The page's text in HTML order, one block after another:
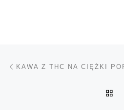
Nawigacja wpisu
KAWA Z THC NA CIĘŻKI